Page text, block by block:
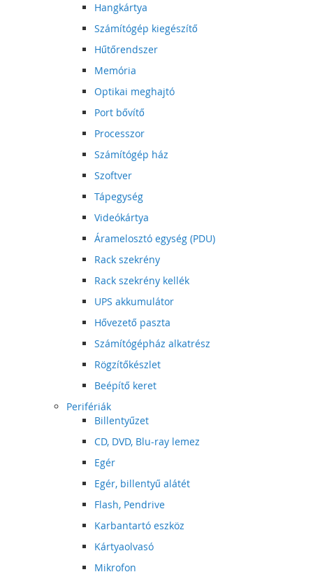
Hangkártya
Számítógép kiegészítő
Hűtőrendszer
Memória
Optikai meghajtó
Port bővítő
Processzor
Számítógép ház
Szoftver
Tápegység
Videókártya
Áramelosztó egység (PDU)
Rack szekrény
Rack szekrény kellék
UPS akkumulátor
Hővezető paszta
Számítógépház alkatrész
Rögzítőkészlet
Beépítő keret
Perifériák
Billentyűzet
CD, DVD, Blu-ray lemez
Egér
Egér, billentyű alátét
Flash, Pendrive
Karbantartó eszköz
Kártyaolvasó
Mikrofon